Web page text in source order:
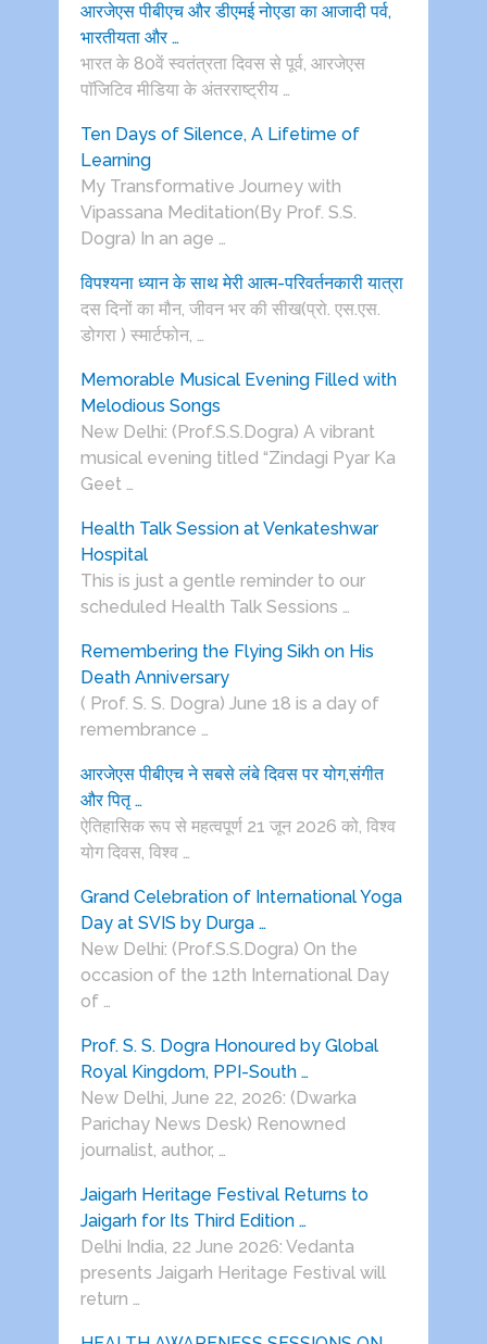
आरजेएस पीबीएच और डीएमई नोएडा का आजादी पर्व,
भारतीयता और …
भारत के 80वें स्वतंत्रता दिवस से पूर्व, आरजेएस
पाॅजिटिव मीडिया के अंतरराष्ट्रीय …
Ten Days of Silence, A Lifetime of
Learning
My Transformative Journey with
Vipassana Meditation(By Prof. S.S.
Dogra) In an age …
विपश्यना ध्यान के साथ मेरी आत्म-परिवर्तनकारी यात्रा
दस दिनों का मौन, जीवन भर की सीख(प्रो. एस.एस.
डोगरा ) स्मार्टफोन, …
Memorable Musical Evening Filled with
Melodious Songs
New Delhi: (Prof.S.S.Dogra) A vibrant
musical evening titled “Zindagi Pyar Ka
Geet …
Health Talk Session at Venkateshwar
Hospital
This is just a gentle reminder to our
scheduled Health Talk Sessions …
Remembering the Flying Sikh on His
Death Anniversary
( Prof. S. S. Dogra) June 18 is a day of
remembrance …
आरजेएस पीबीएच ने सबसे लंबे दिवस पर योग,संगीत
और पितृ …
ऐतिहासिक रूप से महत्वपूर्ण 21 जून 2026 को, विश्व
योग दिवस, विश्व …
Grand Celebration of International Yoga
Day at SVIS by Durga …
New Delhi: (Prof.S.S.Dogra) On the
occasion of the 12th International Day
of …
Prof. S. S. Dogra Honoured by Global
Royal Kingdom, PPI-South …
New Delhi, June 22, 2026: (Dwarka
Parichay News Desk) Renowned
journalist, author, …
Jaigarh Heritage Festival Returns to
Jaigarh for Its Third Edition …
Delhi India, 22 June 2026: Vedanta
presents Jaigarh Heritage Festival will
return …